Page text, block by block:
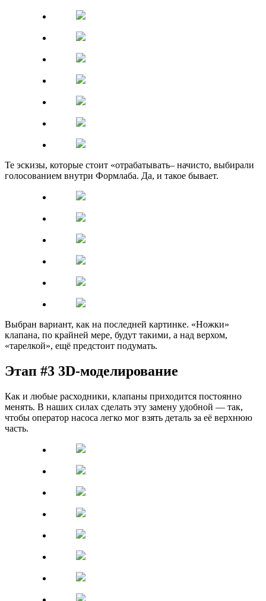
Те эскизы, которые стоит «отрабатывать– начисто, выбирали
голосованием внутри Формлаба. Да, и такое бывает.
Выбран вариант, как на последней картинке. «Ножки»
клапана, по крайней мере, будут такими, а над верхом,
«тарелкой», ещё предстоит подумать.
Этап #3 3D-моделирование
Как и любые расходники, клапаны приходится постоянно
менять. В наших силах сделать эту замену удобной — так,
чтобы оператор насоса легко мог взять деталь за её верхнюю
часть.